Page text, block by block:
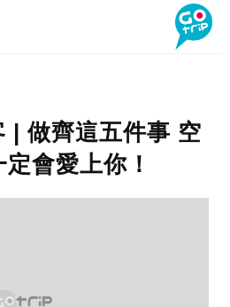
| 做齊這五件事 空
會愛上你！